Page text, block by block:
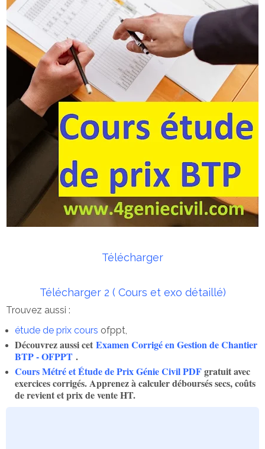
Télécharger
Télécharger 2 ( Cours et exo détaillé)
Trouvez aussi :
étude de prix cours ofppt,
Découvrez aussi cet Examen Corrigé en Gestion de Chantier
BTP - OFPPT .
Cours Métré et Étude de Prix Génie Civil PDFgratuit avec
exercices corrigés. Apprenez à calculer déboursés secs, coûts
de revient et prix de vente HT.